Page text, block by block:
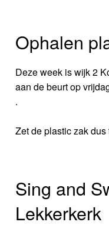
Ophalen
Deze week is wijk 2
aan de beurt op
.
Zet de plastic zak
Sing and
Lekkerkerk